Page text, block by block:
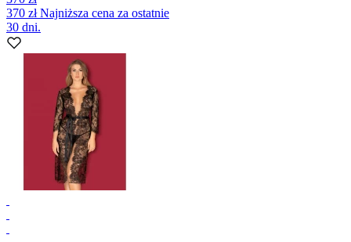
370 złNajniższa cena za ostatnie
30 dni.